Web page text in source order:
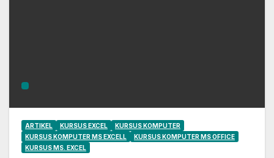
ARTIKEL KURSUS EXCEL
KURSUS KOMPUTER
KURSUS KOMPUTER MS EXCELL
KURSUS KOMPUTER MS OFFICE
KURSUS MS. EXCEL